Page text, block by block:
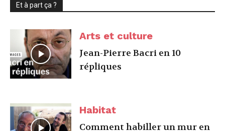
Et à part ça ?
Arts et culture
Jean-Pierre Bacri en 10
répliques
Habitat
Comment habiller un mur en